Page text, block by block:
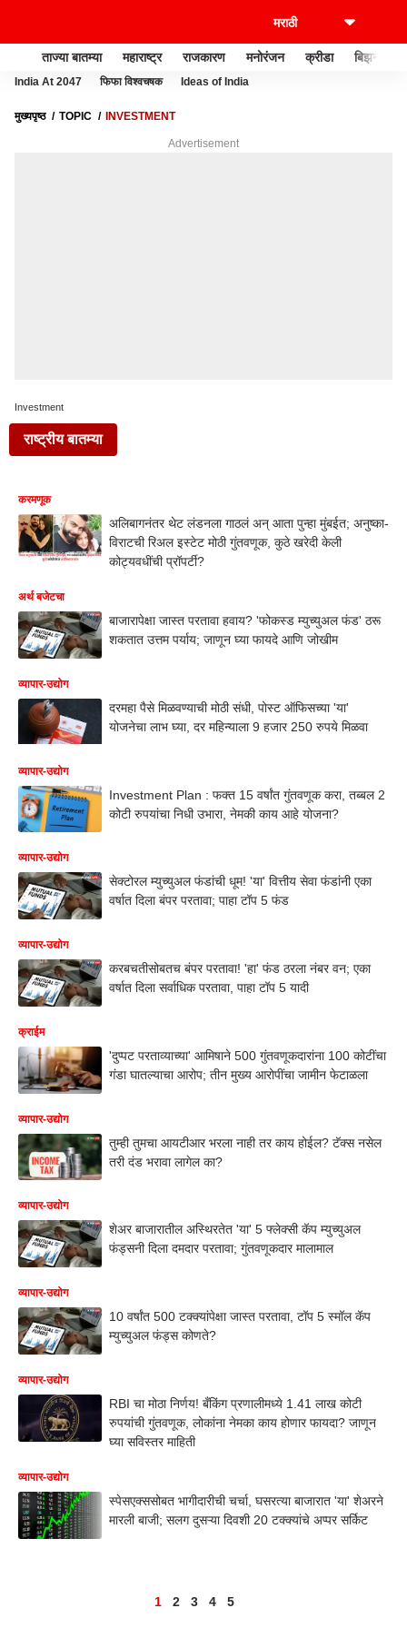
ताज्या बातम्या महाराष्ट्र राजकारण मनोरंजन क्रीडा बिझनेस
India At 2047 फिफा विश्वचषक Ideas of India
मुख्यपृष्ठ TOPIC INVESTMENT
Advertisement
Investment
राष्ट्रीय बातम्या
करमणूक
अलिबागनंतर थेट लंडनला गाठलं अन् आता पुन्हा मुंबईत; अनुष्का-
विराटची रिअल इस्टेट मोठी गुंतवणूक, कुठे खरेदी केली
कोट्यवधींची प्रॉपर्टी?
अर्थ बजेटचा
बाजारापेक्षा जास्त परतावा हवाय? 'फोकस्ड म्युच्युअल फंड' ठरू
शकतात उत्तम पर्याय; जाणून घ्या फायदे आणि जोखीम
व्यापार-उद्योग
दरमहा पैसे मिळवण्याची मोठी संधी, पोस्ट ऑफिसच्या 'या'
योजनेचा लाभ घ्या, दर महिन्याला 9 हजार 250 रुपये मिळवा
व्यापार-उद्योग
Investment Plan : फक्त 15 वर्षांत गुंतवणूक करा, तब्बल 2
कोटी रुपयांचा निधी उभारा, नेमकी काय आहे योजना?
व्यापार-उद्योग
सेक्टोरल म्युच्युअल फंडांची धूम! 'या' वित्तीय सेवा फंडांनी एका
वर्षात दिला बंपर परतावा; पाहा टॉप 5 फंड
व्यापार-उद्योग
करबचतीसोबतच बंपर परतावा! 'हा' फंड ठरला नंबर वन; एका
वर्षात दिला सर्वाधिक परतावा, पाहा टॉप 5 यादी
क्राईम
'दुप्पट परताव्याच्या' आमिषाने 500 गुंतवणूकदारांना 100 कोटींचा
गंडा घातल्याचा आरोप; तीन मुख्य आरोपींचा जामीन फेटाळला
व्यापार-उद्योग
तुम्ही तुमचा आयटीआर भरला नाही तर काय होईल? टॅक्स नसेल
तरी दंड भरावा लागेल का?
व्यापार-उद्योग
शेअर बाजारातील अस्थिरतेत 'या' 5 फ्लेक्सी कॅप म्युच्युअल
फंड्सनी दिला दमदार परतावा; गुंतवणूकदार मालामाल
व्यापार-उद्योग
10 वर्षांत 500 टक्क्यांपेक्षा जास्त परतावा, टॉप 5 स्मॉल कॅप
म्युच्युअल फंड्स कोणते?
व्यापार-उद्योग
RBI चा मोठा निर्णय! बँकिंग प्रणालीमध्ये 1.41 लाख कोटी
रुपयांची गुंतवणूक, लोकांना नेमका काय होणार फायदा? जाणून
घ्या सविस्तर माहिती
व्यापार-उद्योग
स्पेसएक्ससोबत भागीदारीची चर्चा, घसरत्या बाजारात 'या' शेअरने
मारली बाजी; सलग दुसऱ्या दिवशी 20 टक्क्यांचे अप्पर सर्किट
1 2 3 4 5